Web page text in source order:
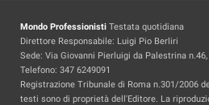
Mondo Professionisti Testata quotidiana
Direttore Responsabile: Luigi Pio Berliri
Sede: Via Giovanni Pierluigi da Palestrina
Telefono: 347 6249091
Registrazione Tribunale di Roma n.301/2006
testi sono di proprietà dell'Editore. La